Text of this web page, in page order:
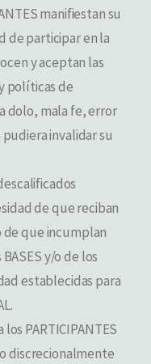
manifiestan su
de participar en la
y aceptan las
políticas de
dolo, mala fe, error
invalidar su
de que reciban
de que incumplan
y/o de los
establecidas para
PARTICIPANTES
discrecionalmente